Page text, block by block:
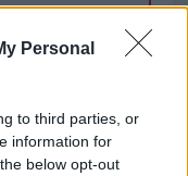
Personal
to third parties, or
information for
below opt-out
sito o
Olbia